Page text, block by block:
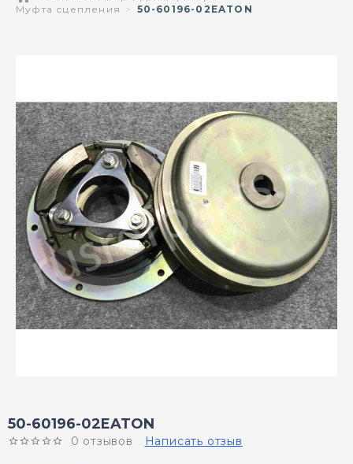
Муфта сцепления
50-60196-02EATON
50-60196-02EATON
0 отзывов Написать отзыв